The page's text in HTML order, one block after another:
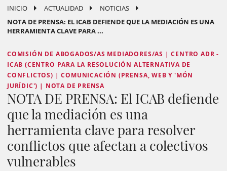
INICIO ACTUALIDAD
NOTICIAS
NOTA DE PRENSA: EL ICAB DEFIENDE QUE LA MEDIACIÓN ES UNA
HERRAMIENTA CLAVE PARA ...
COMISIÓN DE ABOGADOS/AS MEDIADORES/AS | CENTRO ADR -
ICAB (CENTRO PARA LA RESOLUCIÓN ALTERNATIVA DE
CONFLICTOS) | COMUNICACIÓN (PRENSA, WEB Y 'MÓN
JURÍDIC') | NOTA DE PRENSA
NOTA DE PRENSA: El ICAB defiende
que la mediación es una
herramienta clave para resolver
conflictos que afectan a colectivos
vulnerables